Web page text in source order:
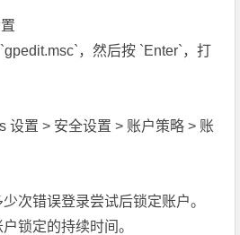
，然后按 `Enter`，打
设置 > 安全设置 > 账户策略 > 账
次错误登录尝试后锁定账户。
锁定的持续时间。